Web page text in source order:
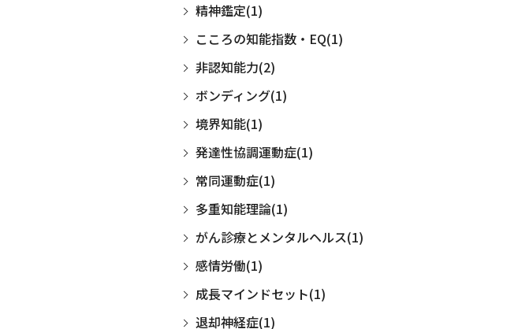
精神鑑定(1)
こころの知能指数・EQ(1)
非認知能力(2)
ボンディング(1)
境界知能(1)
発達性協調運動症(1)
常同運動症(1)
多重知能理論(1)
がん診療とメンタルヘルス(1)
感情労働(1)
成長マインドセット(1)
退却神経症(1)